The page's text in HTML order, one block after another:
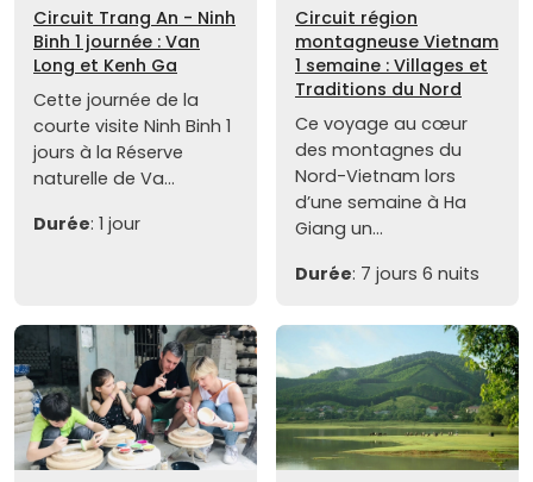
Circuit Trang An - Ninh
Binh 1 journée : Van
Long et Kenh Ga
Cette journée de la
courte visite Ninh Binh 1
jours à la Réserve
naturelle de Va...
Durée: 1 jour
Circuit région
montagneuse Vietnam
1 semaine : Villages et
Traditions du Nord
Ce voyage au cœur
des montagnes du
Nord-Vietnam lors
d’une semaine à Ha
Giang un...
Durée: 7 jours 6 nuits